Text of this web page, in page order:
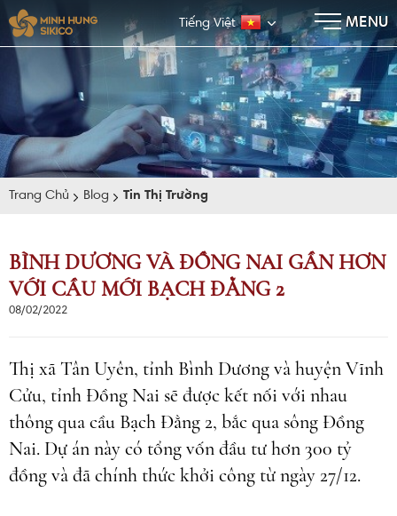
Tiếng Việt MENU
×
E-BROCHURE
Trang Chủ Blog Tin Thị Trường
BÌNH DƯƠNG VÀ ĐỒNG NAI GẦN HƠN
VỚI CẦU MỚI BẠCH ĐẰNG 2
08/02/2022
Thị xã Tân Uyên, tỉnh Bình Dương và huyện Vĩnh
Cửu, tỉnh Đồng Nai sẽ được kết nối với nhau
thông qua cầu Bạch Đằng 2, bắc qua sông Đồng
Nai. Dự án này có tổng vốn đầu tư hơn 300 tỷ
đồng và đã chính thức khởi công từ ngày 27/12.